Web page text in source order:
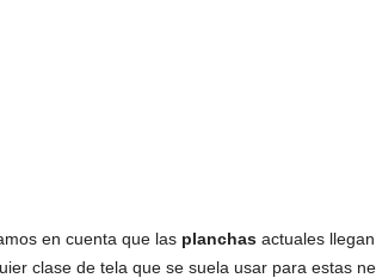
en cuenta que las planchasactuales
clase de tela que se suela usar para estas